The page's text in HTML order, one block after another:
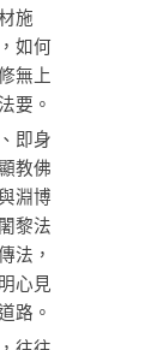
施
如何
無上
要。
即身
教佛
淵博
黎法
法，
心見
路。